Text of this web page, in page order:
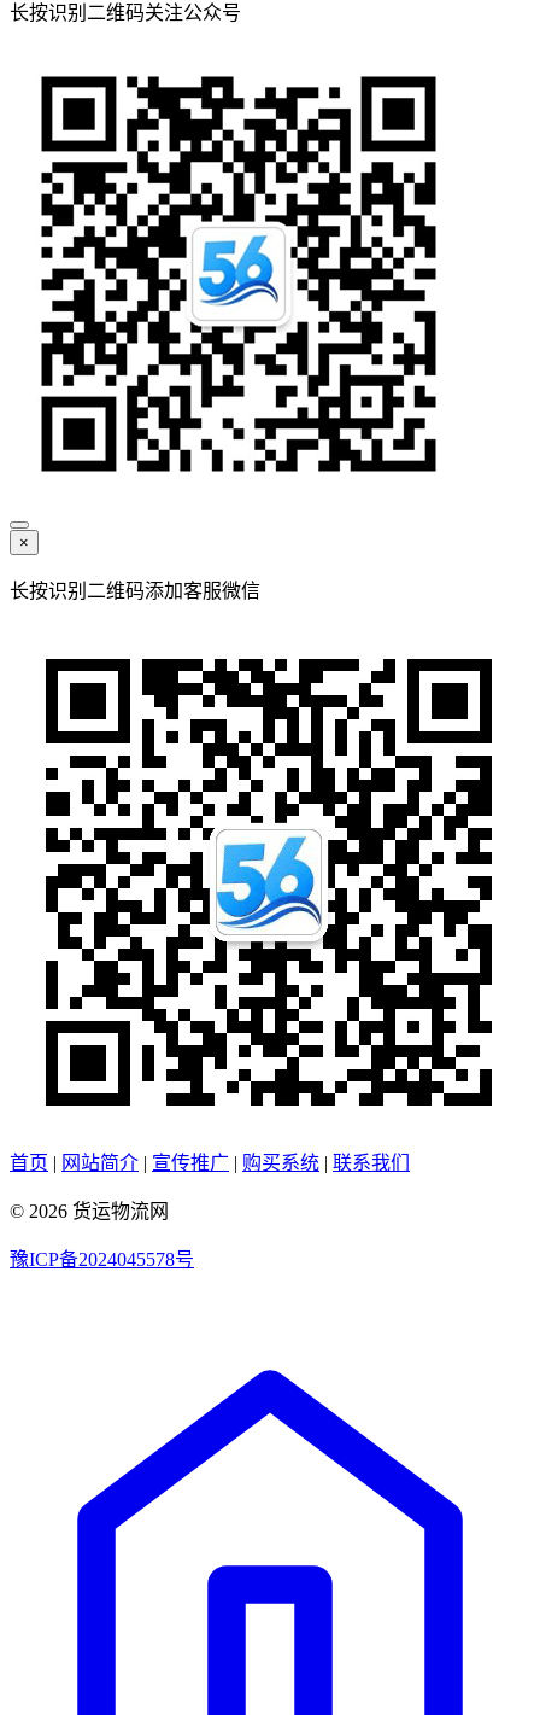
长按识别二维码关注公众号
×
长按识别二维码添加客服微信
首页 | 网站简介 | 宣传推广 | 购买系统 | 联系我们
© 2026 货运物流网
豫ICP备2024045578号